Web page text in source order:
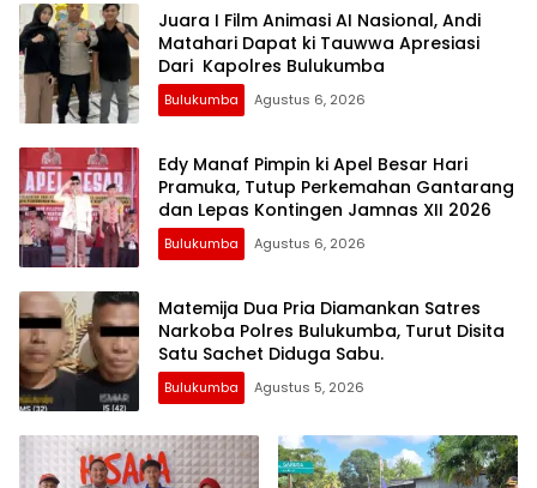
Juara I Film Animasi AI Nasional, Andi
Matahari Dapat ki Tauwwa Apresiasi
Dari Kapolres Bulukumba
Bulukumba Agustus 6, 2026
Edy Manaf Pimpin ki Apel Besar Hari
Pramuka, Tutup Perkemahan Gantarang
dan Lepas Kontingen Jamnas XII 2026
Bulukumba Agustus 6, 2026
Matemija Dua Pria Diamankan Satres
Narkoba Polres Bulukumba, Turut Disita
Satu Sachet Diduga Sabu.
Bulukumba Agustus 5, 2026